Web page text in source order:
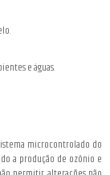
e águas.
microcontrolado do
a produção de ozônio e